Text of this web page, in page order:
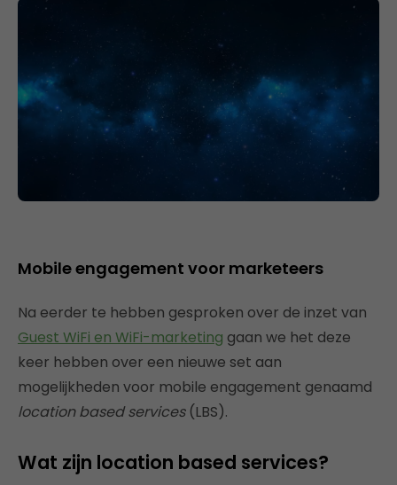
Mobile engagement voor marketeers
Na eerder te hebben gesproken over de inzet van
Guest WiFi en WiFi-marketing gaan we het deze
keer hebben over een nieuwe set aan
mogelijkheden voor mobile engagement genaamd
location based services(LBS).
Wat zijn location based services?